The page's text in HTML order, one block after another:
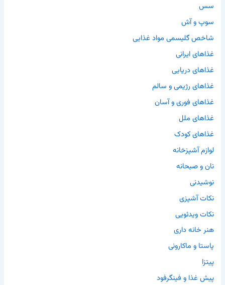
سس
سوپ و آش
شاخص گلیسمی مواد غذایی
غذاهای ایرانی
غذاهای دریایی
غذاهای رژیمی و سالم
غذاهای فوری و آسان
غذاهای ملل
غذاهای کودک
لوازم آشپزخانه
نان و صبحانه
نوشیدنی
نکات آشپزی
نکات ویدئویی
هنر خانه داری
پاستا و ماکارونی
پیتزا
پیش غذا و فینگرفود